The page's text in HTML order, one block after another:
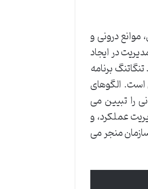
درونی و
در ایجاد
برنامه
است. الگوهای
را تبیین می
عملکرد، و
منجر می